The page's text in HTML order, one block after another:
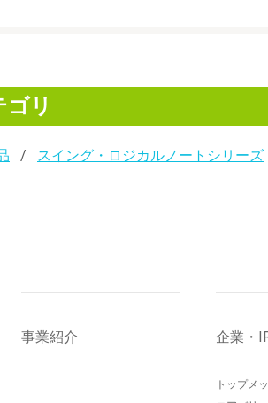
リ
スイング・ロジカルノートシリーズ
事業紹介 企業・
トップメ